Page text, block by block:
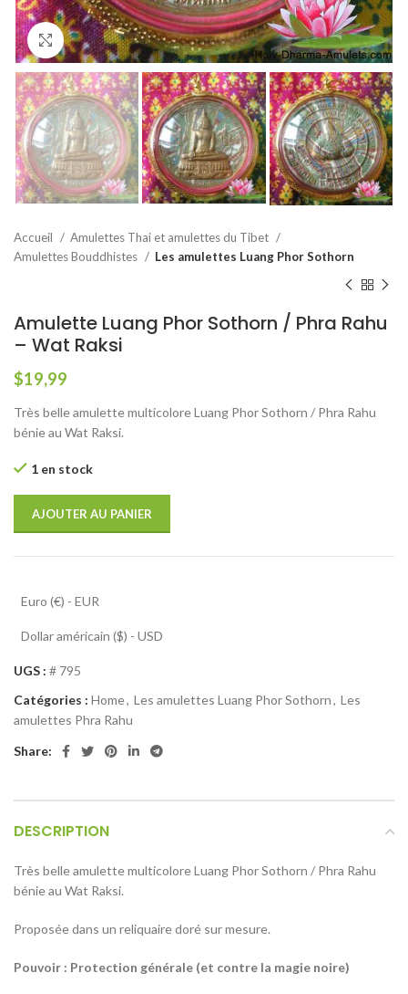
Agrandir
Accueil
Amulettes Thai et amulettes du Tibet
Amulettes Bouddhistes
Les amulettes Luang Phor Sothorn
Amulette Luang Phor Sothorn / Phra Rahu
– Wat Raksi
$19,99
Très belle amulette multicolore Luang Phor Sothorn / Phra Rahu
bénie au Wat Raksi.
1 en stock
AJOUTER AU PANIER
Euro (€) - EUR
Dollar américain ($) - USD
UGS : # 795
Catégories : Home, Les amulettes Luang Phor Sothorn, Les
amulettes Phra Rahu
Share:
DESCRIPTION
Très belle amulette multicolore Luang Phor Sothorn / Phra Rahu
bénie au Wat Raksi.
Proposée dans un reliquaire doré sur mesure.
Pouvoir : Protection générale (et contre la magie noire)